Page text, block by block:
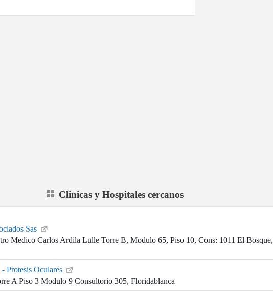
Clinicas y Hospitales cercanos
Sas
Medico Carlos Ardila Lulle Torre B, Modulo 65, Piso 10, Cons: 1011 El Bosque,
Protesis Oculares
A Piso 3 Modulo 9 Consultorio 305, Floridablanca